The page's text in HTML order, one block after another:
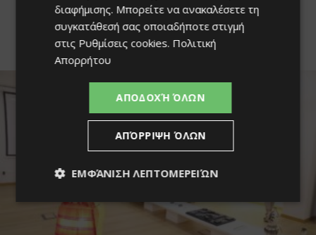
διαφήμισης. Μπορείτε να ανακαλέσετε τη
συγκατάθεσή σας οποιαδήποτε στιγμή
στις Ρυθμίσεις cookies. Πολιτική
Απορρήτου
ΑΠΟΔΟΧΉ ΌΛΩΝ
ΑΠΌΡΡΙΨΗ ΌΛΩΝ
ΕΜΦΆΝΙΣΗ ΛΕΠΤΟΜΕΡΕΙΏΝ